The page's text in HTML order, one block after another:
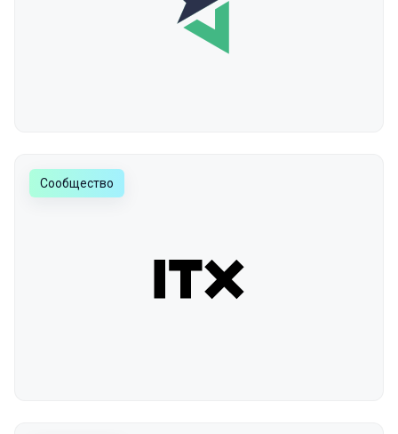
Сообщество